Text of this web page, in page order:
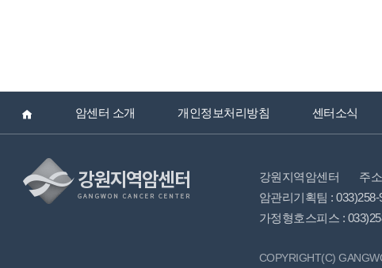
암센터 소개 개인정보처리방침 센터소식
강원지역암센터 주
암관리기획팀 : 033)258-
가정형호스피스 :
COPYRIGHT(C)